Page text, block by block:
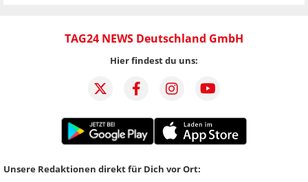
TAG24 NEWS Deutschland GmbH
Hier findest du uns:
Unsere Redaktionen direkt für Dich vor Ort: